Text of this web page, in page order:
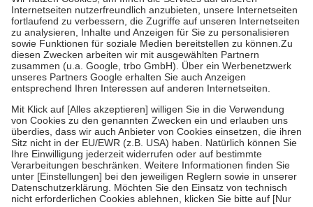
Kosten der Leistung zu entrichten.
Diese Regeln gelten grundsätzlich auch für Online-Apotheken.
Bei Heilmitteln und häuslicher Krankenpflege beträgt die
Zuzahlung zehn Prozent der Kosten sowie zehn Euro je
Verordnung.
Um das Engagement der Versicherten für ihre eigene Gesundheit zu
stärken und die besondere Stellung der Familie zu unterstützen,
fallenkeine Zuzahlungenan bei:
• Kindern und Jugendlichen bis zum vollendeten 18. Lebensjahr
mit Ausnahme der Fahrkosten
• Untersuchungen zur Vorsorge und Früherkennung, die von der
GKV getragen werden
• empfohlenen Schutzimpfungen
• Harn- und Blutteststreifen